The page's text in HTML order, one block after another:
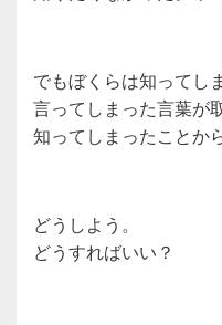
でもぼくらは知ってし
言ってしまった言葉が
知ってしまったことか
どうしよう。
どうすればいい？